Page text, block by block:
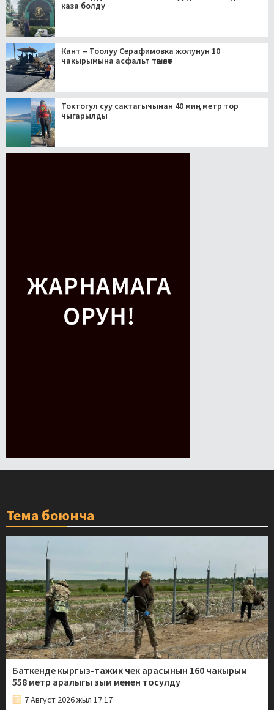
каза болду
Кант – Тоолуу Серафимовка жолунун 10
чакырымына асфальт төшөлөт
Токтогул суу сактагычынан 40 миң метр тор
чыгарылды
Тема боюнча
Баткенде кыргыз-тажик чек арасынын 160 чакырым
558 метр аралыгы зым менен тосулду
7 Август 2026 жыл 17:17